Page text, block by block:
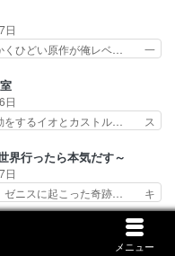
メニュー
とセイ… ごめん、そういう
いの… 第４話感想：その口
ミ…
こういうのは人… 俺、みん
が焼きき… アナウンス
みんなのア… 恋太郎ファミ
に挑戦！… ギャグギャグし
ドル伝説恋太郎ファミリ
佐ウル子役で出演いたしま
日
くひどい原作が俺レベ… 一
！アイマスの市原… 遼河は
視するタイプの… 4つのス
捜索中、遼河… 村正はそん
ピソードあ… 気持ちよくし
本に奪… 予言で正体がバレ
来な… 村正の墓、アニメで
ア…
日
をするイオとカストル… ス
、魔法の制御が出… 椋鳥の
がられてない？… キングコ
座のアルデ… スピカ・イ
み合わせ。… 有り余るパワ
の為に力… スピカの放り込
てるな… イキりカストルは
カな… 鏡の世界への突入と
界行ったら本気だす～
日
ゼニスに起こった奇跡… キ
可愛い過ぎ！妹達へ… エリ
wクリフとエリナ… 悪魔の
おい、1番重要… ゼニスも